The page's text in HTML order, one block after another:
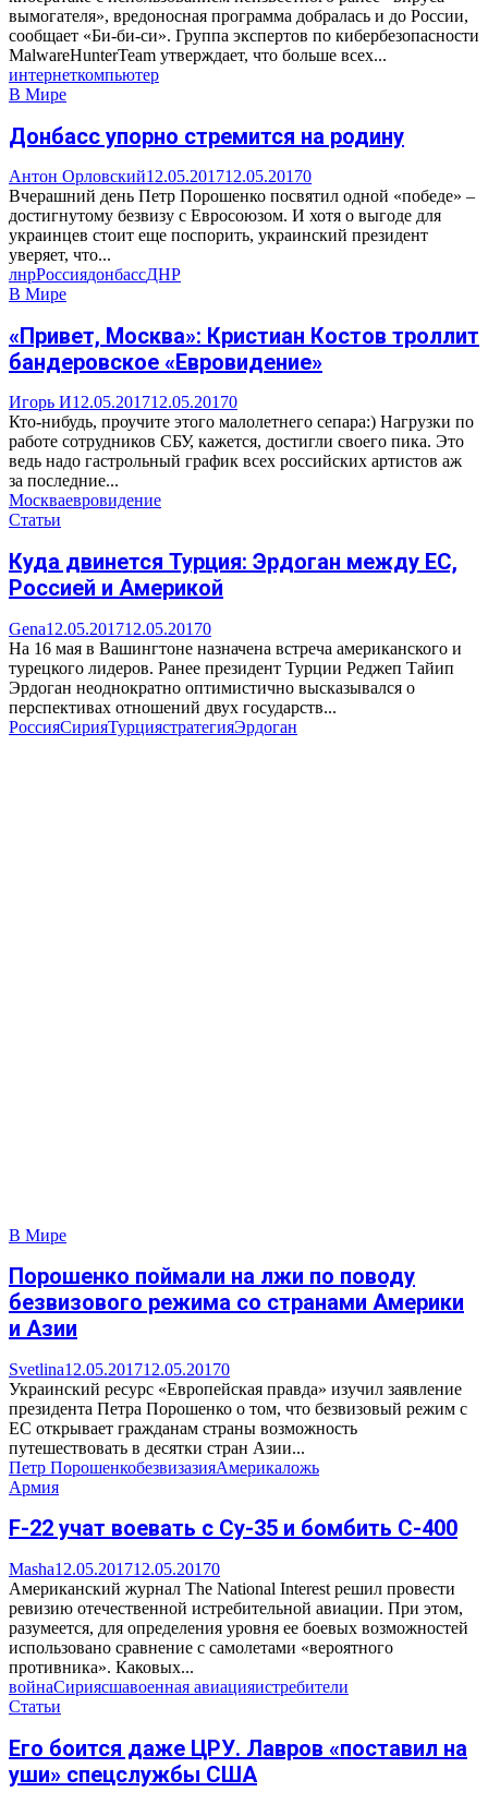
вымогателя», вредоносная программа добралась и до России,
сообщает «Би-би-си». Группа экспертов по кибербезопасности
MalwareHunterTeam утверждает, что больше всех...
интернеткомпьютер
В Мире
Донбасс упорно стремится на родину
Антон Орловский12.05.201712.05.20170
Вчерашний день Петр Порошенко посвятил одной «победе» –
достигнутому безвизу с Евросоюзом. И хотя о выгоде для
украинцев стоит еще поспорить, украинский президент
уверяет, что...
лнрРоссиядонбассДНР
В Мире
«Привет, Москва»: Кристиан Костов троллит
бандеровское «Евровидение»
Игорь И12.05.201712.05.20170
Кто-нибудь, проучите этого малолетнего сепара:) Нагрузки по
работе сотрудников СБУ, кажется, достигли своего пика. Это
ведь надо гастрольный график всех российских артистов аж
за последние...
Москваевровидение
Статьи
Куда двинется Турция: Эрдоган между ЕС,
Россией и Америкой
Gena12.05.201712.05.20170
На 16 мая в Вашингтоне назначена встреча американского и
турецкого лидеров. Ранее президент Турции Реджеп Тайип
Эрдоган неоднократно оптимистично высказывался о
перспективах отношений двух государств...
РоссияСирияТурциястратегияЭрдоган
В Мире
Порошенко поймали на лжи по поводу
безвизового режима со странами Америки
и Азии
Svetlina12.05.201712.05.20170
Украинский ресурс «Европейская правда» изучил заявление
президента Петра Порошенко о том, что безвизовый режим с
ЕС открывает гражданам страны возможность
путешествовать в десятки стран Азии...
Петр ПорошенкобезвизазияАмерикаложь
Армия
F-22 учат воевать с Су-35 и бомбить С-400
Masha12.05.201712.05.20170
Американский журнал The National Interest решил провести
ревизию отечественной истребительной авиации. При этом,
разумеется, для определения уровня ее боевых возможностей
использовано сравнение с самолетами «вероятного
противника». Каковых...
войнаСириясшавоенная авиацияистребители
Статьи
Его боится даже ЦРУ. Лавров «поставил на
уши» спецслужбы США